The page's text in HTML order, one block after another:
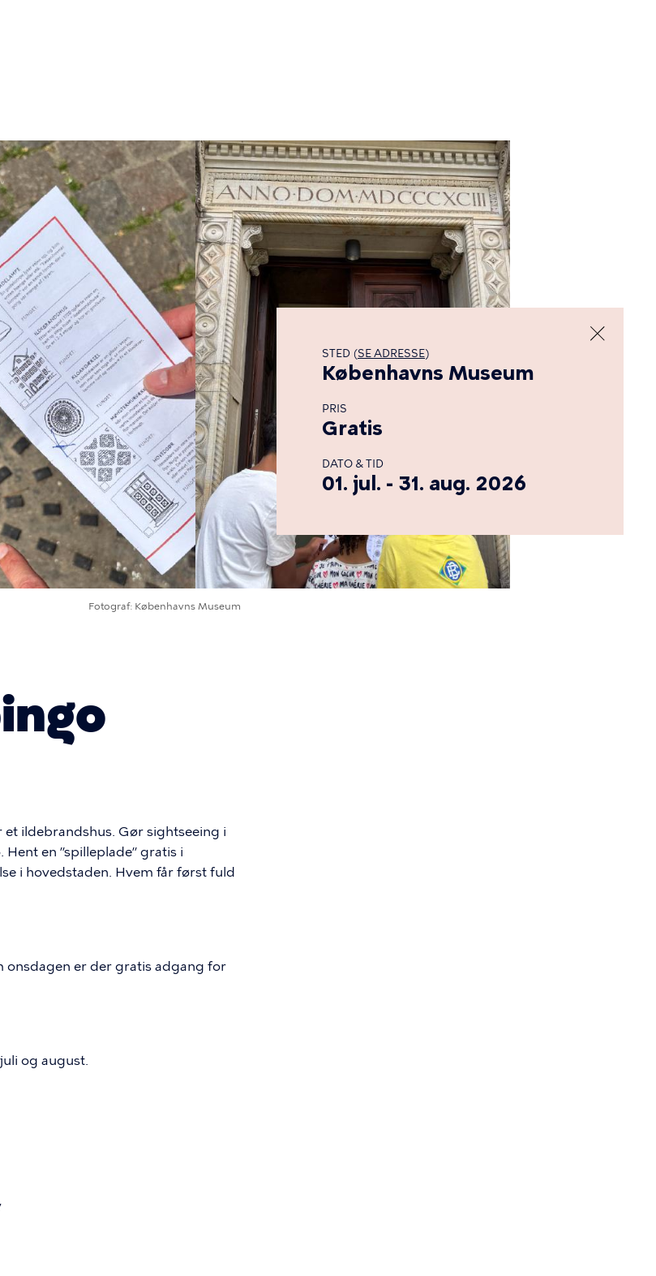
Fotograf Københavns Museum
STED (SE ADRESSE)
Københavns Museum
PRIS
Gratis
DATO & TID
01. jul. - 31. aug. 2026
ildebrandshus. Gør sightseeing i
en ”spilleplade” gratis i
i hovedstaden. Hvem får først fuld
onsdagen er der gratis adgang for
og august.